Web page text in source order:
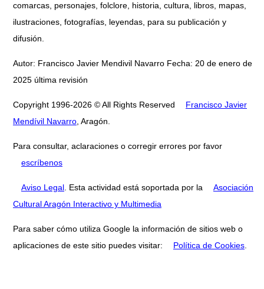
comarcas, personajes, folclore, historia, cultura, libros, mapas,
ilustraciones, fotografías, leyendas, para su publicación y
difusión.
Autor: Francisco Javier Mendivil Navarro Fecha: 20 de enero de
2025 última revisión
Copyright 1996-2026 © All Rights Reserved
Francisco Javier
Mendívil Navarro , Aragón.
Para consultar, aclaraciones o corregir errores por favor
escríbenos
Aviso Legal . Esta actividad está soportada por la
Asociación
Cultural Aragón Interactivo y Multimedia
Para saber cómo utiliza Google la información de sitios web o
aplicaciones de este sitio puedes visitar:
Política de Cookies